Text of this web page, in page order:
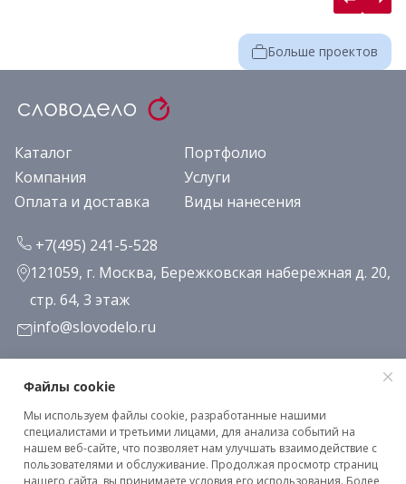
Больше проектов
Каталог
Портфолио
Компания
Услуги
Оплата и доставка
Виды нанесения
+7(495) 241-5-528
121059, г. Москва, Бережковская набережная д. 20,
стр. 64, 3 этаж
info@slovodelo.ru
Заказать звонок
Подписаться на рассылку
Файлы cookie
Мы используем файлы cookie, разработанные нашими
специалистами и третьими лицами, для анализа событий на
нашем веб-сайте, что позволяет нам улучшать взаимодействие с
пользователями и обслуживание. Продолжая просмотр страниц
нашего сайта, вы принимаете условия его использования. Более